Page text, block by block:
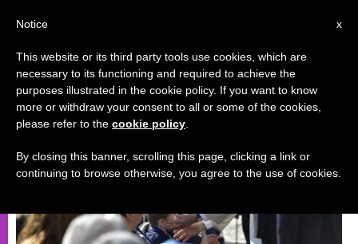
سينودس
x
Notice
This website or its third party tools use cookies, which are
necessary to its functioning and required to achieve the
purposes illustrated in the cookie policy. If you want to know
more or withdraw your consent to all or some of the cookies,
please refer to the cookie policy
By closing this banner, scrolling this page, clicking a link or
continuing to browse otherwise, you agree to the use of cookies.